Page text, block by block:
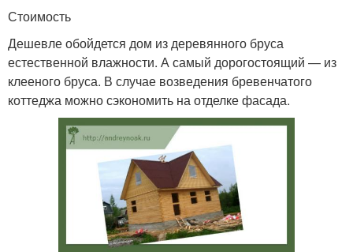
Стоимость
Дешевле обойдется дом из деревянного бруса
естественной влажности. А самый дорогостоящий — из
клееного бруса. В случае возведения бревенчатого
коттеджа можно сэкономить на отделке фасада.